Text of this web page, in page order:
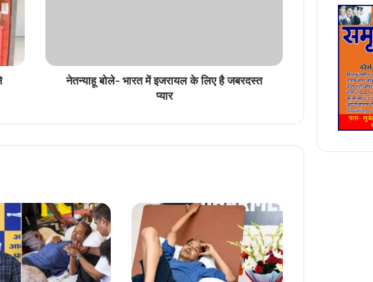
र
ज
ए
है
ज
ब
र
नेतन्याहू बोले- भारत में इजरायल के लिए है जबरदस्त
प्यार